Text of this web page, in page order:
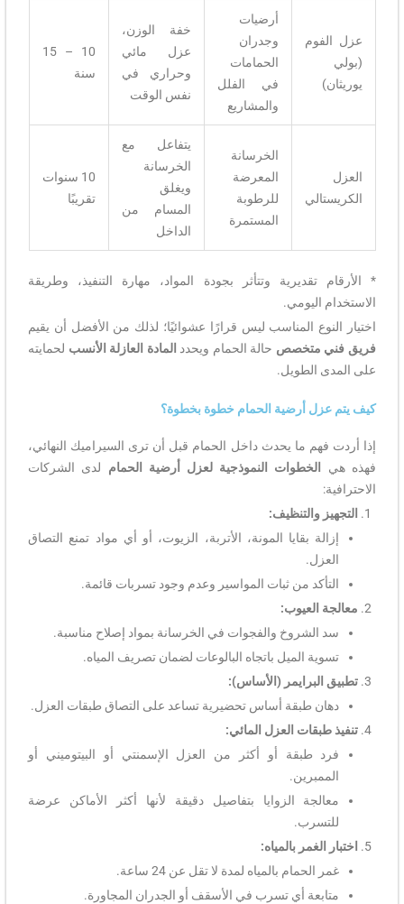
عزل الفوم
(بولي
يوريثان)
أرضيات
وجدران
الحمامات
في الفلل
والمشاريع
خفة الوزن،
عزل مائي
وحراري في
نفس الوقت
10 – 15
سنة
العزل
الكريستالي
الخرسانة
المعرضة
للرطوبة
المستمرة
يتفاعل مع
الخرسانة
ويغلق
المسام من
الداخل
10 سنوات
تقريبًا
* الأرقام تقديرية وتتأثر بجودة المواد، مهارة التنفيذ، وطريقة
الاستخدام اليومي.
اختيار النوع المناسب ليس قرارًا عشوائيًا؛ لذلك من الأفضل أن يقيم
فريق فني متخصص حالة الحمام ويحدد المادة العازلة الأنسب لحمايته
على المدى الطويل.
كيف يتم عزل أرضية الحمام خطوة بخطوة؟
إذا أردت فهم ما يحدث داخل الحمام قبل أن ترى السيراميك النهائي،
فهذه هي الخطوات النموذجية لعزل أرضية الحمام لدى الشركات
الاحترافية:
التجهيز والتنظيف:
إزالة بقايا المونة، الأتربة، الزيوت، أو أي مواد تمنع التصاق
العزل.
التأكد من ثبات المواسير وعدم وجود تسربات قائمة.
معالجة العيوب:
سد الشروخ والفجوات في الخرسانة بمواد إصلاح مناسبة.
تسوية الميل باتجاه البالوعات لضمان تصريف المياه.
تطبيق البرايمر (الأساس):
دهان طبقة أساس تحضيرية تساعد على التصاق طبقات العزل.
تنفيذ طبقات العزل المائي:
فرد طبقة أو أكثر من العزل الإسمنتي أو البيتوميني أو
الممبرين.
معالجة الزوايا بتفاصيل دقيقة لأنها أكثر الأماكن عرضة
للتسرب.
اختبار الغمر بالمياه:
غمر الحمام بالمياه لمدة لا تقل عن 24 ساعة.
متابعة أي تسرب في الأسقف أو الجدران المجاورة.